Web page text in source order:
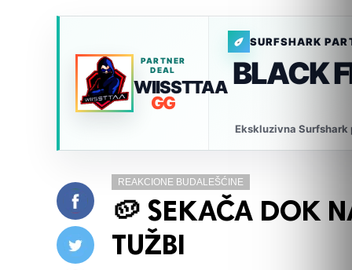
PARTNER
DEAL
WIISSTTAA
GG
SURFSHARK
BLACK
Ekskluzivna
REAKCIONE BUDALEŠĆINE
🥔 SEKAČA DOK
TUŽBI